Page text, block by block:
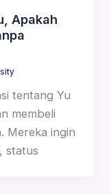
Apakah
tentang Yu
membeli
Mereka ingin
status